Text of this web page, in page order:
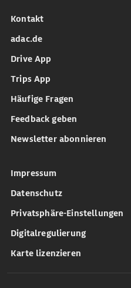
Kontakt
adac.de
Drive App
Trips App
Häufige Fragen
Feedback geben
Newsletter abonnieren
Impressum
Datenschutz
Privatsphäre-Einstellungen
Digitalregulierung
Karte lizenzieren